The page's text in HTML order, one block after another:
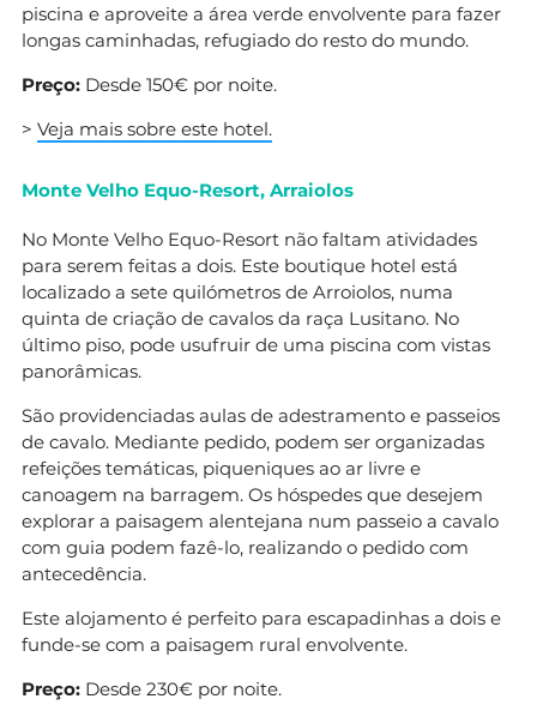
piscina e aproveite a área verde envolvente para fazer
longas caminhadas, refugiado do resto do mundo.
Preço: Desde 150€ por noite.
> Veja mais sobre este hotel.
Monte Velho Equo-Resort, Arraiolos
No Monte Velho Equo-Resort não faltam atividades
para serem feitas a dois. Este boutique hotel está
localizado a sete quilómetros de Arroiolos, numa
quinta de criação de cavalos da raça Lusitano. No
último piso, pode usufruir de uma piscina com vistas
panorâmicas.
São providenciadas aulas de adestramento e passeios
de cavalo. Mediante pedido, podem ser organizadas
refeições temáticas, piqueniques ao ar livre e
canoagem na barragem. Os hóspedes que desejem
explorar a paisagem alentejana num passeio a cavalo
com guia podem fazê-lo, realizando o pedido com
antecedência.
Este alojamento é perfeito para escapadinhas a dois e
funde-se com a paisagem rural envolvente.
Preço: Desde 230€ por noite.